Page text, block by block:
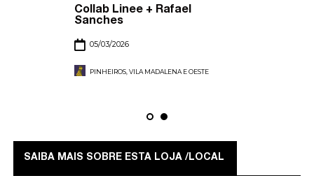
Collab Linee + Rafael
Sanches
05/03/2026
PINHEIROS, VILA MADALENA E OESTE
SAIBA MAIS SOBRE ESTA LOJA /LOCAL